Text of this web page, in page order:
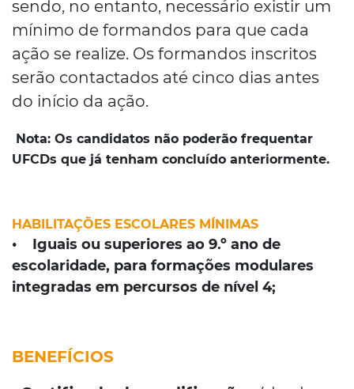
sendo, no entanto, necessário existir um
mínimo de formandos para que cada
ação se realize. Os formandos inscritos
serão contactados até cinco dias antes
do início da ação.
Nota: Os candidatos não poderão frequentar
UFCDs que já tenham concluído anteriormente.
HABILITAÇÕES ESCOLARES MÍNIMAS
• Iguais ou superiores ao 9.º ano de
escolaridade, para formações modulares
integradas em percursos de nível 4;
BENEFÍCIOS